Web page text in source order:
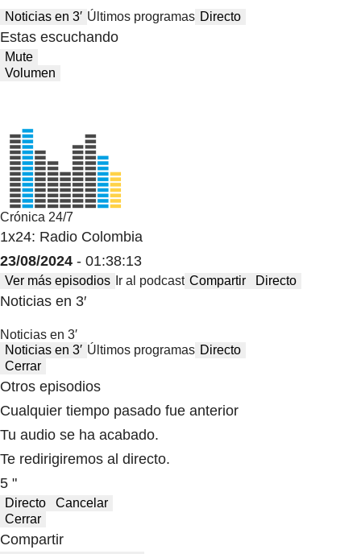
Noticias en 3′ Últimos programas Directo
Estas escuchando
Mute
Volumen
Crónica 24/7
1x24: Radio Colombia
23/08/2024 - 01:38:13
Ver más episodios Ir al podcast Compartir Directo
Noticias en 3′
Noticias en 3′
Noticias en 3′ Últimos programas Directo
Cerrar
Otros episodios
Cualquier tiempo pasado fue anterior
Tu audio se ha acabado.
Te redirigiremos al directo.
5 "
Directo
Cancelar
Cerrar
Compartir